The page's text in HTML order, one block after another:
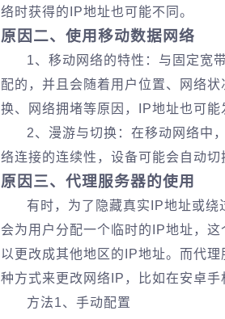
络时获得的IP地址也可能不同。
‌原因‌二、使用移动数据网络‌
1、移动网络的特性‌：与固定宽
配的，并且会随着用户位置、网络
换、网络拥堵等原因，IP地址也可能
2、漫游与切换‌：在移动网络中
络连接的连续性，设备可能会自动
‌‌原因三、代理服务器的使用
有时，为了隐藏真实IP地址或
会为用户分配一个临时的IP地址，
以更改成其他地区的IP地址。而代
种方式来更改网络IP，比如在安卓手
方法1、手动配置‌